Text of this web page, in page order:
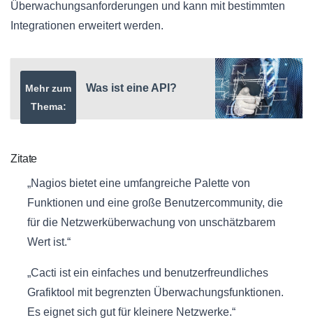
Überwachungsanforderungen und kann mit bestimmten
Integrationen erweitert werden.
Mehr zum
Thema:
Was ist eine API?
Zitate
„Nagios bietet eine umfangreiche Palette von
Funktionen und eine große Benutzercommunity, die
für die Netzwerküberwachung von unschätzbarem
Wert ist.“
„Cacti ist ein einfaches und benutzerfreundliches
Grafiktool mit begrenzten Überwachungsfunktionen.
Es eignet sich gut für kleinere Netzwerke.“